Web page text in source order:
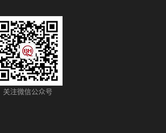
关注微信公众号